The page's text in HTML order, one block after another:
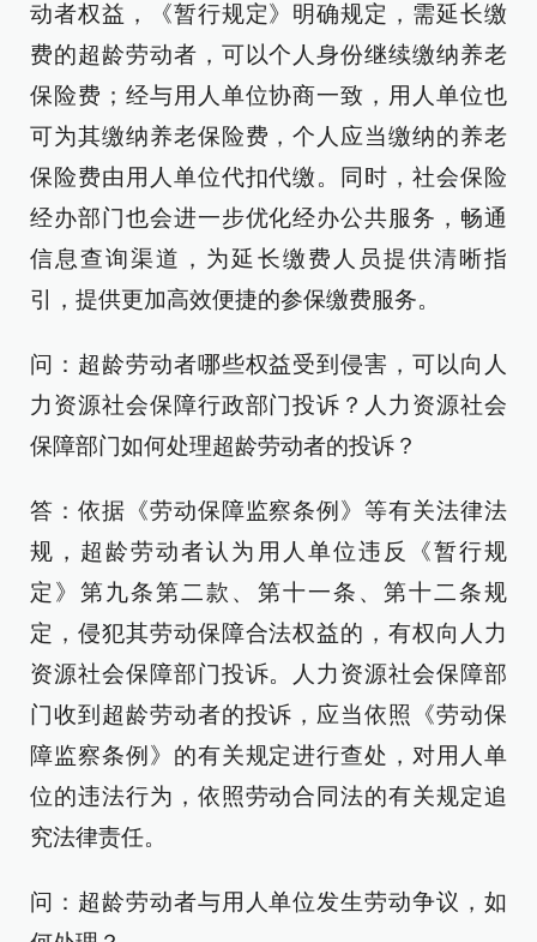
动者权益，《暂行规定》明确规定，需延长缴
费的超龄劳动者，可以个人身份继续缴纳养老
保险费；经与用人单位协商一致，用人单位也
可为其缴纳养老保险费，个人应当缴纳的养老
保险费由用人单位代扣代缴。同时，社会保险
经办部门也会进一步优化经办公共服务，畅通
信息查询渠道，为延长缴费人员提供清晰指
引，提供更加高效便捷的参保缴费服务。
问：超龄劳动者哪些权益受到侵害，可以向人
力资源社会保障行政部门投诉？人力资源社会
保障部门如何处理超龄劳动者的投诉？
答：依据《劳动保障监察条例》等有关法律法
规，超龄劳动者认为用人单位违反《暂行规
定》第九条第二款、第十一条、第十二条规
定，侵犯其劳动保障合法权益的，有权向人力
资源社会保障部门投诉。人力资源社会保障部
门收到超龄劳动者的投诉，应当依照《劳动保
障监察条例》的有关规定进行查处，对用人单
位的违法行为，依照劳动合同法的有关规定追
究法律责任。
问：超龄劳动者与用人单位发生劳动争议，如